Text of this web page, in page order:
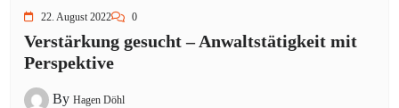
22. August 2022 0
Verstärkung gesucht – Anwaltstätigkeit mit
Perspektive
By Hagen Döhl